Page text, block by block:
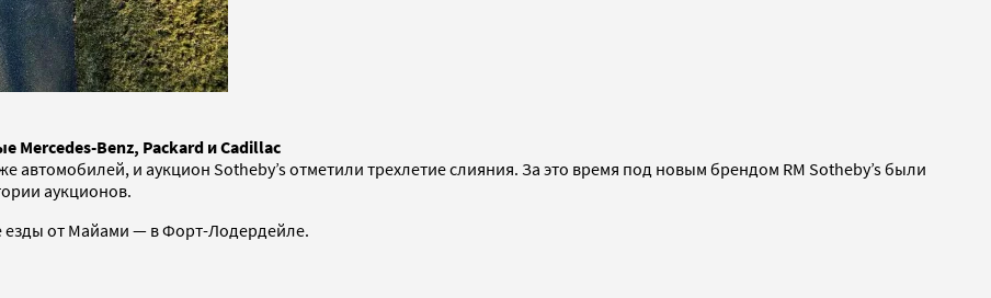
Mercedes-Benz, Packard и Cadillac
и аукцион Sotheby’s отметили трехлетие слияния. За это время под новым брендом RM Sotheby’s были
аукционов.
езды от Майами — в Форт-Лодердейле.